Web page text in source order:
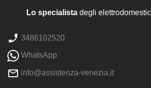
Lo specialistadegli
3486102520
WhatsApp
info@assistenza-venezia.it